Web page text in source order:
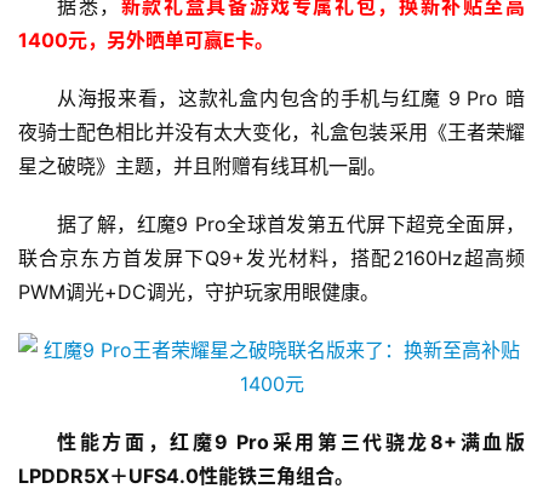
据悉， 新款礼盒具备游戏专属礼包，换新补贴至高
1400元，另外晒单可赢E卡。
从海报来看，这款礼盒内包含的手机与红魔 9 Pro 暗
夜骑士配色相比并没有太大变化，礼盒包装采用《王者荣耀
星之破晓》主题，并且附赠有线耳机一副。
据了解，红魔9 Pro全球首发第五代屏下超竞全面屏，
联合京东方首发屏下Q9+发光材料，搭配2160Hz超高频
PWM调光+DC调光，守护玩家用眼健康。
性能方面，红魔9 Pro采用第三代骁龙8+满血版
LPDDR5X＋UFS4.0性能铁三角组合。